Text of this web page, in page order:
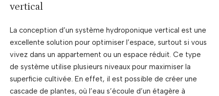
vertical
La conception d’un système hydroponique vertical est une
excellente solution pour optimiser l’espace, surtout si vous
vivez dans un appartement ou un espace réduit. Ce type
de système utilise plusieurs niveaux pour maximiser la
superficie cultivée. En effet, il est possible de créer une
cascade de plantes, où l’eau s’écoule d’un étagère à